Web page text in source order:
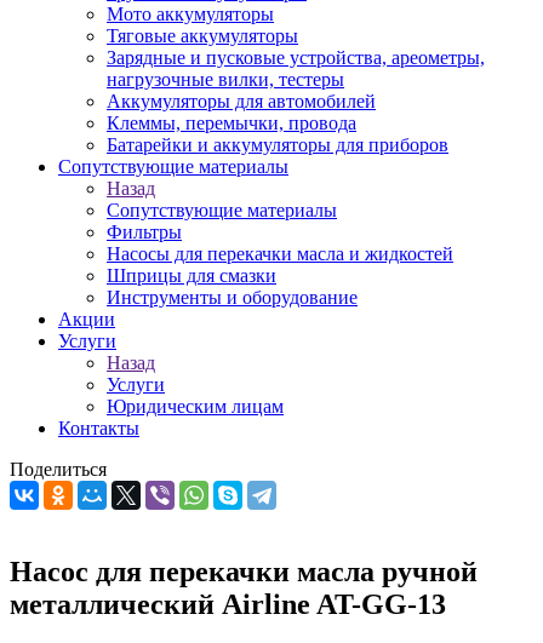
Мото аккумуляторы
Тяговые аккумуляторы
Зарядные и пусковые устройства, ареометры,
нагрузочные вилки, тестеры
Аккумуляторы для автомобилей
Клеммы, перемычки, провода
Батарейки и аккумуляторы для приборов
Сопутствующие материалы
Назад
Сопутствующие материалы
Фильтры
Насосы для перекачки масла и жидкостей
Шприцы для смазки
Инструменты и оборудование
Акции
Услуги
Назад
Услуги
Юридическим лицам
Контакты
Поделиться
Насос для перекачки масла ручной
металлический Airline AT-GG-13